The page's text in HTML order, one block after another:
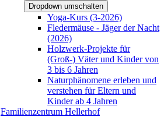
Dropdown umschalten
Yoga-Kurs (3-2026)
Fledermäuse - Jäger der Nacht
(2026)
Holzwerk-Projekte für
(Groß-) Väter und Kinder von
3 bis 6 Jahren
Naturphänomene erleben und
verstehen für Eltern und
Kinder ab 4 Jahren
Familienzentrum Hellerhof